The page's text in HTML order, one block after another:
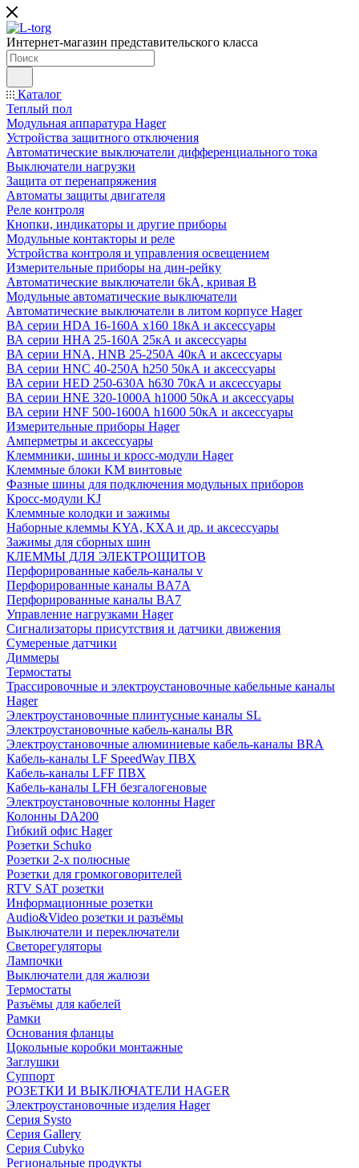
Интернет-магазин представительского класса
Каталог
Теплый пол
Модульная аппаратура Hager
Устройства защитного отключения
Автоматические выключатели дифференциального тока
Выключатели нагрузки
Защита от перенапряжения
Автоматы защиты двигателя
Реле контроля
Кнопки, индикаторы и другие приборы
Модульные контакторы и реле
Устройства контроля и управления освещением
Измерительные приборы на дин-рейку
Автоматические выключатели 6kA, кривая В
Модульные автоматические выключатели
Автоматические выключатели в литом корпусе Hager
ВА серии HDA 16-160А x160 18кА и аксессуары
ВА серии HHA 25-160А 25кА и аксессуары
ВА серии HNA, HNB 25-250А 40кА и аксессуары
ВА серии HNC 40-250А h250 50кА и аксессуары
ВА серии HED 250-630А h630 70кА и аксессуары
ВА серии HNE 320-1000А h1000 50кА и аксессуары
ВА серии HNF 500-1600А h1600 50кА и аксессуары
Измерительные приборы Hager
Амперметры и аксессуары
Клеммники, шины и кросс-модули Hager
Клеммные блоки KM винтовые
Фазные шины для подключения модульных приборов
Кросс-модули KJ
Клеммные колодки и зажимы
Наборные клеммы KYA, KXA и др. и аксессуары
Зажимы для сборных шин
КЛЕММЫ ДЛЯ ЭЛЕКТРОЩИТОВ
Перфорированные кабель-каналы v
Перфорированные каналы BA7A
Перфорированные каналы BA7
Управление нагрузками Hager
Сигнализаторы присутствия и датчики движения
Сумереные датчики
Диммеры
Термостаты
Трассировочные и электроустановочные кабельные каналы
Hager
Электроустановочные плинтусные каналы SL
Электроустановочные кабель-каналы BR
Электроустановочные алюминиевые кабель-каналы BRA
Кабель-каналы LF SpeedWay ПВХ
Кабель-каналы LFF ПВХ
Кабель-каналы LFH безгалогеновые
Электроустановочные колонны Hager
Колонны DA200
Гибкий офис Hager
Розетки Schuko
Розетки 2-х полюсные
Розетки для громкоговорителей
RTV SAT розетки
Информационные розетки
Audio&Video розетки и разъёмы
Выключатели и переключатели
Светорегуляторы
Лампочки
Выключатели для жалюзи
Термостаты
Разъёмы для кабелей
Рамки
Основания фланцы
Цокольные коробки монтажные
Заглушки
Суппорт
РОЗЕТКИ И ВЫКЛЮЧАТЕЛИ HAGER
Электроустановочные изделия Hager
Серия Systo
Серия Gallery
Серия Cubyko
Региональные продукты